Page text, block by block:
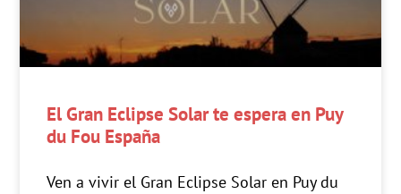
El Gran Eclipse Solar te espera en Puy
du Fou España
Ven a vivir el Gran Eclipse Solar en Puy du